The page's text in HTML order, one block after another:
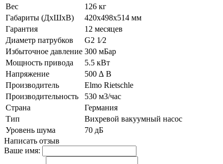
Вес
126 кг
Габариты (ДхШхВ)
420х498х514 мм
Гарантия
12 месяцев
Диаметр патрубков
G2 1⁄2
Избыточное давление 300 мБар
Мощность привода
5.5 кВт
Напряжение
500 ∆ В
Производитель
Elmo Rietschle
Производительность
530 м3/час
Страна
Германия
Тип
Вихревой вакуумный насос
Уровень шума
70 дБ
Написать отзыв
Ваше имя: